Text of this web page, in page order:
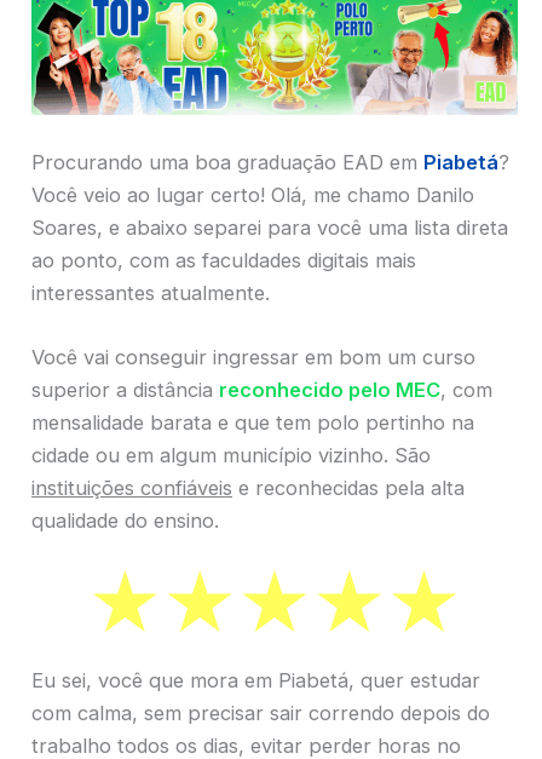
Procurando uma boa graduação EAD em Piabetá?
Você veio ao lugar certo! Olá, me chamo Danilo
Soares, e abaixo separei para você uma lista direta
ao ponto, com as faculdades digitais mais
interessantes atualmente.
Você vai conseguir ingressar em bom um curso
superior a distância reconhecido pelo MEC, com
mensalidade barata e que tem polo pertinho na
cidade ou em algum município vizinho. São
instituições confiáveis e reconhecidas pela alta
qualidade do ensino.
Eu sei, você que mora em Piabetá, quer estudar
com calma, sem precisar sair correndo depois do
trabalho todos os dias, evitar perder horas no